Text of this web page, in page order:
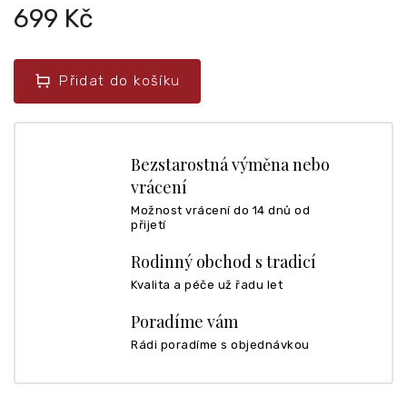
699 Kč
Přidat do košíku
Bezstarostná výměna nebo
vrácení
Možnost vrácení do 14 dnů od
přijetí
Rodinný obchod s tradicí
Kvalita a péče už řadu let
Poradíme vám
Rádi poradíme s objednávkou